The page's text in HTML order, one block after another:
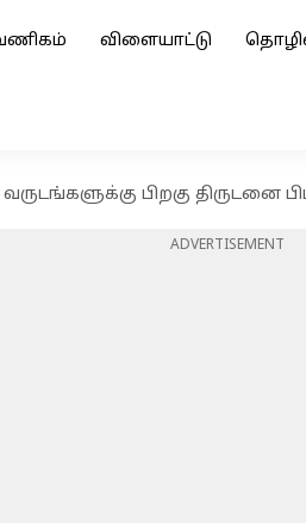
விளையாட்டு
பிறகு திருடனை
ADVERTISEMENT